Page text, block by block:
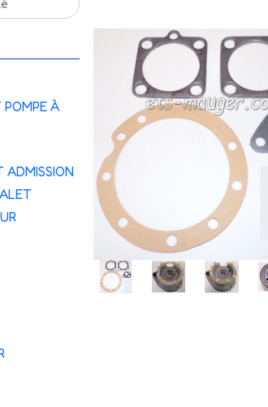
POMPE À
ADMISSION